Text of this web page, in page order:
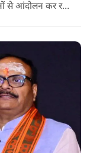
से आंदोलन कर रहे